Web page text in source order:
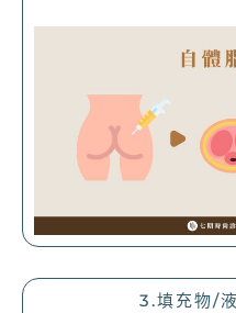
3.填充物/